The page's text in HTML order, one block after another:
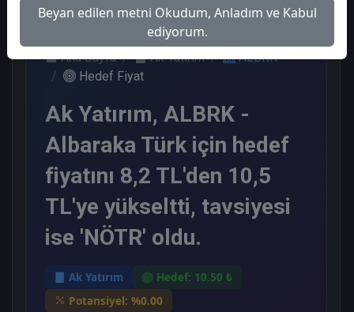
Ana Sayfa Ak Yatırım
ALBRK
Hedef Fiyat
Ak Yatırım, ALBRK -
Albaraka Türk için hedef
fiyatını 8,2 TL'den 10,5
TL'ye yükseltti, tavsiyesi
ise 'NÖTR' oldu.
Ak Yatırım
Hedef: 10.50 ₺
Potansiyel: %0.00
Beyan edilen metni Okudum, Anladım ve Kabul
ediyorum.